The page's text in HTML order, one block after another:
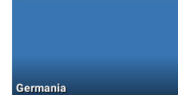
Germania